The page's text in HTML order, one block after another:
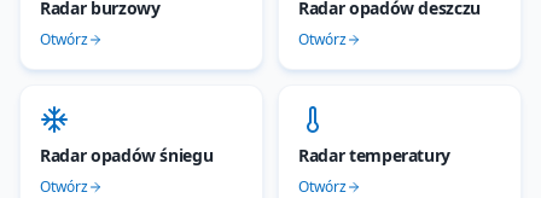
Radar burzowy
Otwórz
Radar opadów deszczu
Otwórz
Radar opadów śniegu
Otwórz
Radar temperatury
Otwórz